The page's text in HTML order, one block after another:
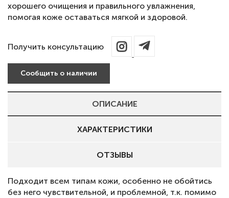
хорошего очищения и правильного увлажнения,
помогая коже оставаться мягкой и здоровой.
Получить консультацию
Сообщить о наличии
ОПИСАНИЕ
ХАРАКТЕРИСТИКИ
ОТЗЫВЫ
Подходит всем типам кожи, особенно не обойтись
без него чувствительной, и проблемной, т.к. помимо